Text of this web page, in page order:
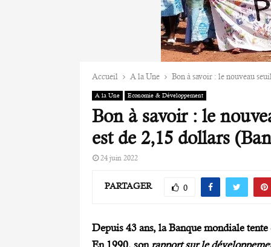
Accueil A la Une Bon à savoir : le nouveau
A la Une Economie & Développement
Bon à savoir : le
est de 2,15 dollars
24 juin 2022
PARTAGER 0
Depuis 43 ans, la Banque mondiale tente